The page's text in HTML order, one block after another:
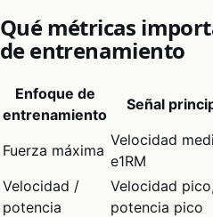
Qué métricas
de entrenamiento
Enfoque de
entrenamiento
Señal
Fuerza máxima
Velocidad
e1RM
Velocidad /
potencia
Velocidad
potencia pico